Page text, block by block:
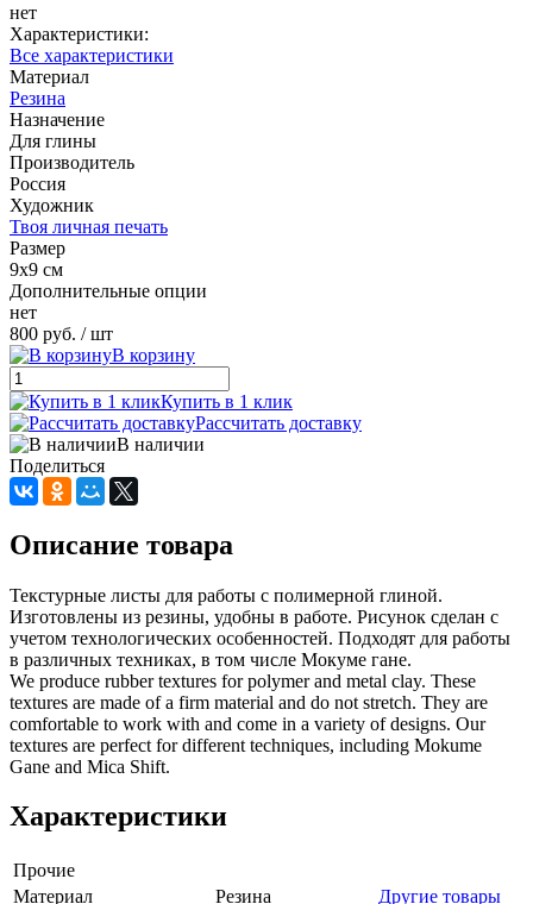
нет
Характеристики:
Все характеристики
Материал
Резина
Назначение
Для глины
Производитель
Россия
Художник
Твоя личная печать
Размер
9х9 см
Дополнительные опции
нет
800 руб. / шт
В корзину
Купить в 1 клик
Рассчитать доставку
В наличии
Поделиться
Описание товара
Текстурные листы для работы с полимерной глиной.
Изготовлены из резины, удобны в работе. Рисунок сделан с
учетом технологических особенностей. Подходят для работы
в различных техниках, в том числе Мокуме гане.
We produce rubber textures for polymer and metal clay. These
textures are made of a firm material and do not stretch. They are
comfortable to work with and come in a variety of designs. Our
textures are perfect for different techniques, including Mokume
Gane and Mica Shift.
Характеристики
Прочие
Материал
Резина Другие товары